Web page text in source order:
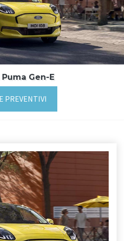
Gen-E
PREVENTIVI